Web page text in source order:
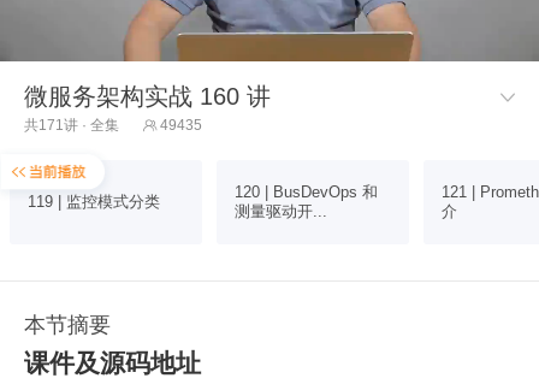
微服务架构实战 160 讲 
共171讲 · 全集  49435
119 | 监控模式分类
120 | BusDevOps 和
测量驱动开...
121 |
介
本节摘要
课件及源码地址